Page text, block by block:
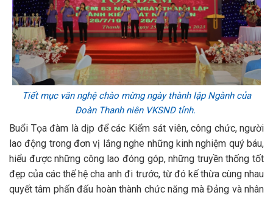
Tiết mục văn nghệ chào mừng ngày thành lập Ngành của
Đoàn Thanh niên VKSND tỉnh.
Buổi Tọa đàm là dịp để các Kiểm sát viên, công chức, người
lao động trong đơn vị lắng nghe những kinh nghiệm quý báu,
hiểu được những công lao đóng góp, những truyền thống tốt
đẹp của các thế hệ cha anh đi trước, từ đó kế thừa cùng nhau
quyết tâm phấn đấu hoàn thành chức năng mà Đảng và nhân